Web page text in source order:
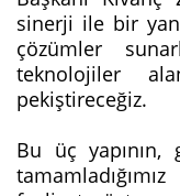
sinerji ile bir
çözümler
teknolojiler
pekiştireceğiz.
Bu üç yapının,